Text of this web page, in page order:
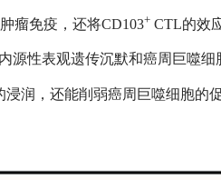
瘤免疫，还将CD103+ CTL的效
源性表观遗传沉默和癌周巨噬细
浸润，还能削弱癌周巨噬细胞的